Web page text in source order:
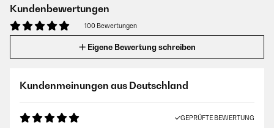
Kundenbewertungen
100 Bewertungen
Eigene Bewertung schreiben
Kundenmeinungen aus Deutschland
GEPRÜFTE BEWERTUNG